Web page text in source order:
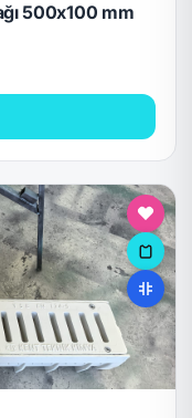
500x100 mm